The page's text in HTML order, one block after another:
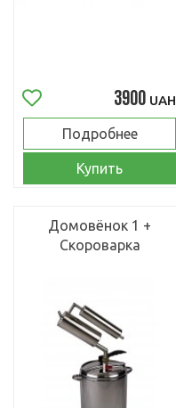
3900 UAH
Подробнее
Купить
Домовёнок 1 +
Скороварка